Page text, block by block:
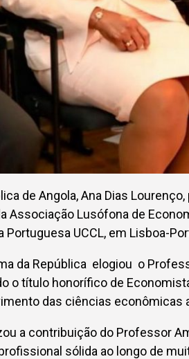
de Angola, Ana Dias
Associação Lusófona de
Portuguesa UCCL, em Lisboa-
da República elogiou o
o título honorífico de
das ciências econômicas
a contribuição do Professor
sólida ao longo de